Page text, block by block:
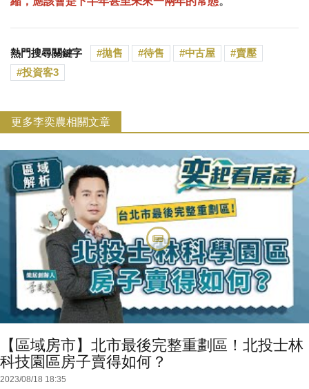
熱門搜尋關鍵字 拋售 待售 中古屋
賣壓
投資客3
更多李奕農相關文章
【區域房市】北市最後完整重劃區！北投士林
科技園區房子賣得如何？
2023/08/18 18:35